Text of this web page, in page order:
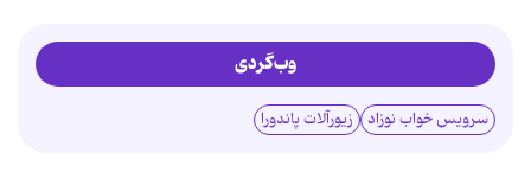
وب‌گردی
سرویس خواب نوزاد زیورآلات پاندورا